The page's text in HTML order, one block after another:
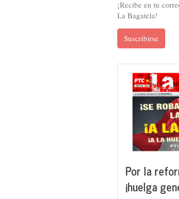
¡Recibe en tu
La Bagatela!
Suscribirse
Por la
¡huelga